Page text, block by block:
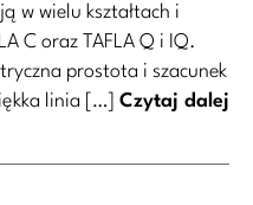
w wielu kształtach i
C oraz TAFLA Q i IQ.
prostota i szacunek
linia […] Czytaj dalej